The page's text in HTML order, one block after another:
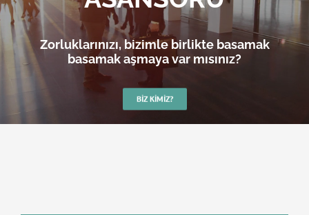
Zorluklarınızı, bizimle birlikte basamak
basamak aşmaya var mısınız?
BIZ KIMIZ?